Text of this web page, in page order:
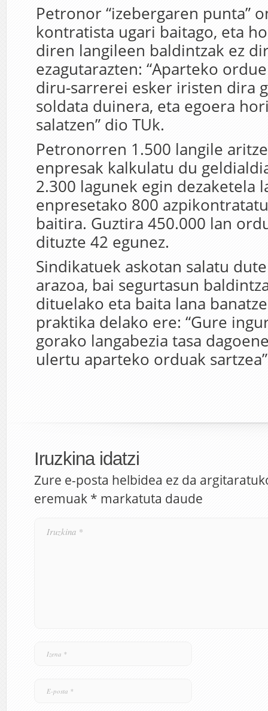
Petronor “izebergaren punta”
kontratista ugari baitago, eta
diren langileen baldintzak ez
ezagutarazten: “Aparteko
diru-sarrerei esker iristen dira
soldata duinera, eta egoera
salatzen” dio TUk.
Petronorren 1.500 langile
enpresak kalkulatu du
2.300 lagunek egin dezaketela
enpresetako 800
baitira. Guztira 450.000 lan
dituzte 42 egunez.
Sindikatuek askotan salatu
arazoa, bai segurtasun
dituelako eta baita lana
praktika delako ere: “Gure
gorako langabezia tasa
ulertu aparteko orduak
Iruzkina idatzi
Zure e-posta helbidea ez da
eremuak * markatuta daude